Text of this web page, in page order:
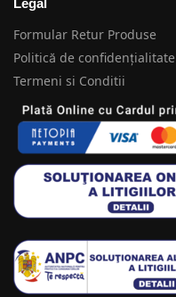
Legal
Formular Retur Produse
Politică de confidențialitate
Termeni si Conditii